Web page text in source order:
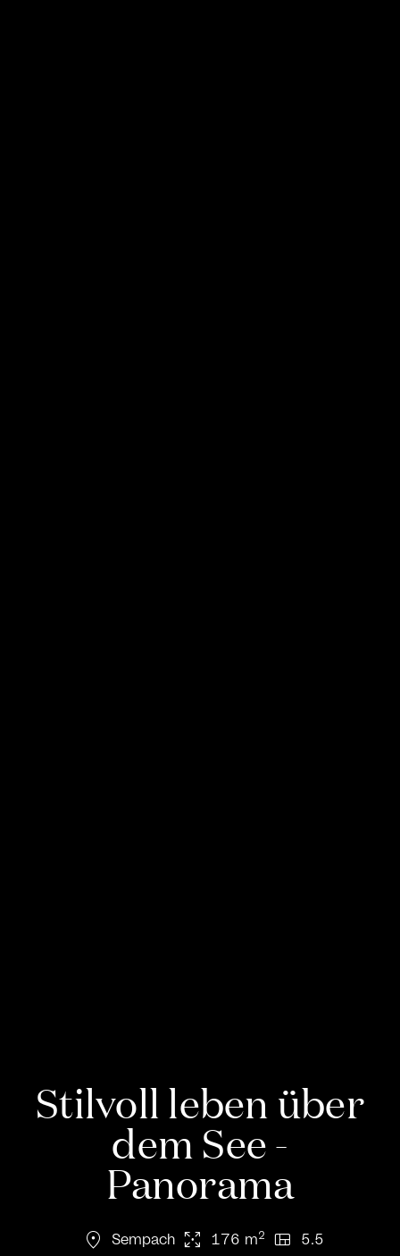
Stilvoll leben über
dem See -
Panorama
location_on Sempach arrows_output 176 m2 view_quilt 5.5